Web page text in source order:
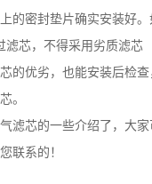
的密封垫片确实安装好
滤芯，不得采用劣质滤芯
的优劣，也能安装后检
。
滤芯的一些介绍了，大
联系的！